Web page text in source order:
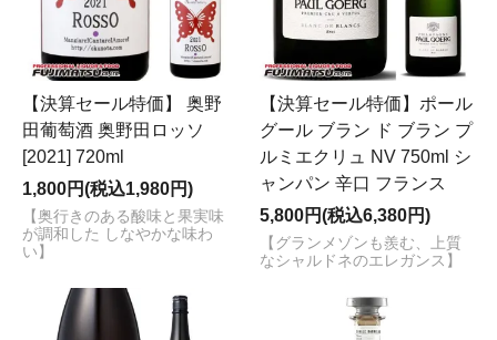
【決算セール特価】 奥野
田葡萄酒 奥野田ロッソ
[2021] 720ml
1,800円(税込1,980円)
【奥行きのある酸味と果実味
が調和した しなやかな味わ
い】
【決算セール特価】ポール
グール ブラン ド ブラン プ
ルミエクリュ NV 750ml シ
ャンパン 辛口 フランス
5,800円(税込6,380円)
【グランメゾンも羨む、上質
なシャルドネのエレガンス】